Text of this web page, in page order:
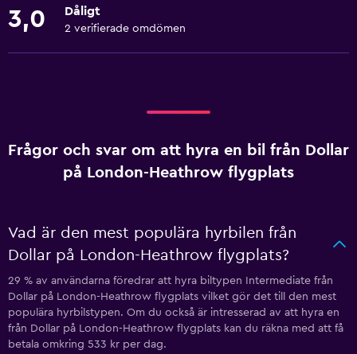
3,0 Dåligt
2 verifierade omdömen
Frågor och svar om att hyra en bil från Dollar
på London-Heathrow flygplats
Vad är den mest populära hyrbilen från
Dollar på London-Heathrow flygplats?
29 % av användarna föredrar att hyra biltypen Intermediate från
Dollar på London-Heathrow flygplats vilket gör det till den mest
populära hyrbilstypen. Om du också är intresserad av att hyra en
från Dollar på London-Heathrow flygplats kan du räkna med att få
betala omkring 533 kr per dag.